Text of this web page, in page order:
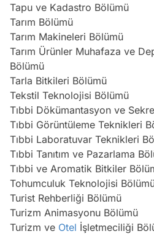
Tapu ve Kadastro Bölümü
Tarım Bölümü
Tarım Makineleri Bölümü
Tarım Ürünler Muhafaza ve
Bölümü
Tarla Bitkileri Bölümü
Tekstil Teknolojisi Bölümü
Tıbbi Dökümantasyon ve
Tıbbi Görüntüleme Teknikleri
Tıbbi Laboratuvar Teknikleri
Tıbbi Tanıtım ve Pazarlama
Tıbbi ve Aromatik Bitkiler
Tohumculuk Teknolojisi
Turist Rehberliği Bölümü
Turizm Animasyonu Bölümü
Turizm ve Otel İşletmeciliği